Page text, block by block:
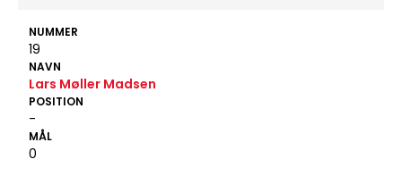
NUMMER
19
NAVN
Lars Møller Madsen
POSITION
-
MÅL
0